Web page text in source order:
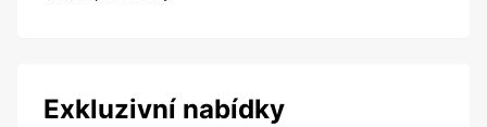
Exkluzivní nabídky